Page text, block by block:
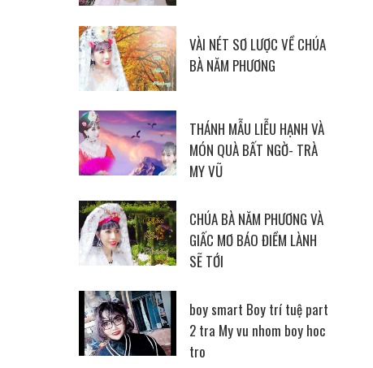
VÀI NÉT SƠ LƯỢC VỀ CHÚA
BÀ NĂM PHƯƠNG
THÁNH MẪU LIỄU HẠNH VÀ
MÓN QUÀ BẤT NGỜ- TRÀ
MY VŨ
CHÚA BÀ NĂM PHƯƠNG VÀ
GIẤC MƠ BÁO ĐIỀM LÀNH
SẼ TỚI
boy smart Boy trí tuệ part
2 tra My vu nhom boy hoc
tro